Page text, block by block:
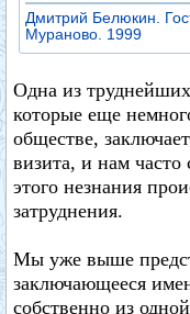
Дмитрий Белюкин.
Мураново. 1999
Одна из труднейших
которые еще
обществе,
визита, и нам часто
этого незнания
затруднения.
Мы уже выше
заключающееся
собственно из